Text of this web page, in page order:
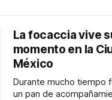
La focaccia vive
momento en la
México
Durante mucho tiempo
un pan de